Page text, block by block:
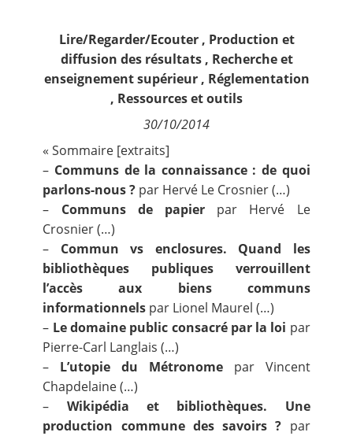
Contact
Nous suivre
Lire/Regarder/Ecouter, Production et
diffusion des résultats, Recherche et
enseignement supérieur, Réglementation
, Ressources et outils
30/10/2014
« Sommaire [extraits]
– Communs de la connaissance : de quoi
parlons-nous ? par Hervé Le Crosnier (…)
– Communs de papier par Hervé Le
Crosnier (…)
– Commun vs enclosures. Quand les
bibliothèques publiques verrouillent
l’accès aux biens communs
informationnels par Lionel Maurel (…)
– Le domaine public consacré par la loi par
Pierre-Carl Langlais (…)
– L’utopie du Métronomepar Vincent
Chapdelaine (…)
– Wikipédia et bibliothèques. Une
production commune des savoirs ? par